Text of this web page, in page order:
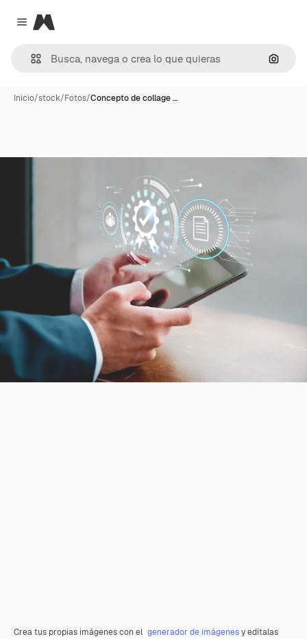
Close menu
Magnific
Inicio/stock/Fotos/Concepto de collage …
Crea tus propias imágenes con el generador de imágenesy edítalas